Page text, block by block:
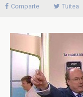
Comparte Tuitea